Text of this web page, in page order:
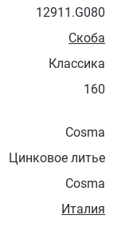
12911.G080
Скоба
Классика
160
Cosma
Цинковое литье
Cosma
Италия